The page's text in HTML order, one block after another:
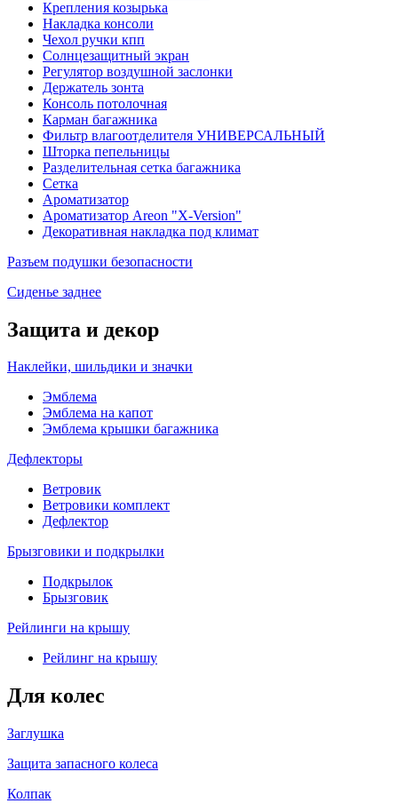
Крепления козырька
Накладка консоли
Чехол ручки кпп
Солнцезащитный экран
Регулятор воздушной заслонки
Держатель зонта
Консоль потолочная
Карман багажника
Фильтр влагоотделителя УНИВЕРСАЛЬНЫЙ
Шторка пепельницы
Разделительная сетка багажника
Сетка
Ароматизатор
Ароматизатор Areon "X-Version"
Декоративная накладка под климат
Разъем подушки безопасности
Сиденье заднее
Защита и декор
Наклейки, шильдики и значки
Эмблема
Эмблема на капот
Эмблема крышки багажника
Дефлекторы
Ветровик
Ветровики комплект
Дефлектор
Брызговики и подкрылки
Подкрылок
Брызговик
Рейлинги на крышу
Рейлинг на крышу
Для колес
Заглушка
Защита запасного колеса
Колпак